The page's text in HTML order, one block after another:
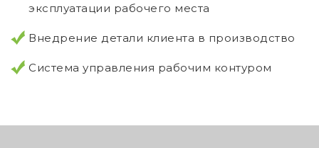
эксплуатации рабочего места
Внедрение детали клиента в производство
Система управления рабочим контуром